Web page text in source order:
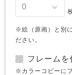
※絵（原画）と別
ださい。
フレームを
※カラーコピーに